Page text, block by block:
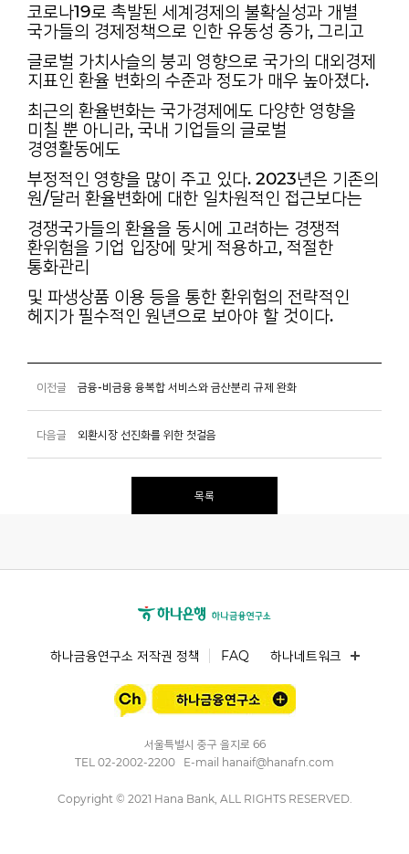
코로나19로 촉발된 세계경제의 불확실성과 개별
국가들의 경제정책으로 인한 유동성 증가, 그리고
글로벌 가치사슬의 붕괴 영향으로 국가의 대외경제
지표인 환율 변화의 수준과 정도가 매우 높아졌다.
최근의 환율변화는 국가경제에도 다양한 영향을
미칠 뿐 아니라, 국내 기업들의 글로벌
경영활동에도
부정적인 영향을 많이 주고 있다. 2023년은 기존의
원/달러 환율변화에 대한 일차원적인 접근보다는
경쟁국가들의 환율을 동시에 고려하는 경쟁적
환위험을 기업 입장에 맞게 적용하고, 적절한
통화관리
및 파생상품 이용 등을 통한 환위험의 전략적인
헤지가 필수적인 원년으로 보아야 할 것이다.
이전글 금융-비금융 융복합 서비스와 금산분리 규제 완화
다음글 외환시장 선진화를 위한 첫걸음
목록
하나금융연구소 저작권 정책 FAQ 하나네트워크
서울특별시 중구 을지로 66
TEL 02-2002-2200 E-mail hanaif@hanafn.com
Copyright © 2021 Hana Bank, ALL RIGHTS RESERVED.